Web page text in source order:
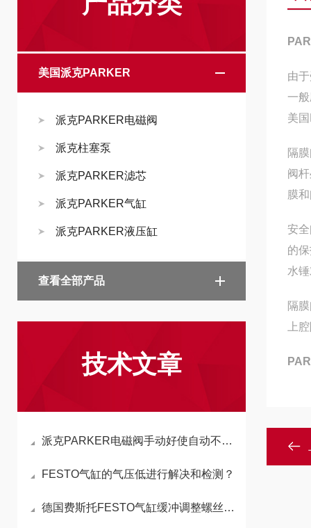
美国派克PARKER
派克PARKER电磁阀
派克柱塞泵
派克PARKER滤芯
派克PARKER气缸
派克PARKER液压缸
查看全部产品
技术文章
派克PARKER电磁阀手动好使自动不好使,原因分析及解决方案
FESTO气缸的气压低进行解决和检测？
德国费斯托FESTO气缸缓冲调整螺丝的功能与调整方法
由
一
美
隔
阀
膜
安
的
水
隔
上